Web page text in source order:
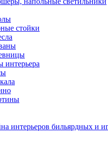
стойки
интерьера